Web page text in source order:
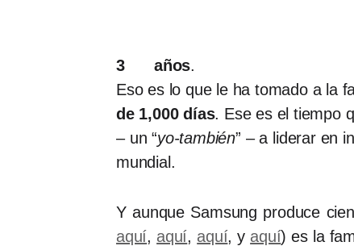
3 años.
Eso es lo que le ha tomado a la
de 1,000 días. Ese es el tiempo
– un “yo-también” – a liderar en
mundial.
Y aunque Samsung produce
aquí, aquí, aquí, y aquí) es la